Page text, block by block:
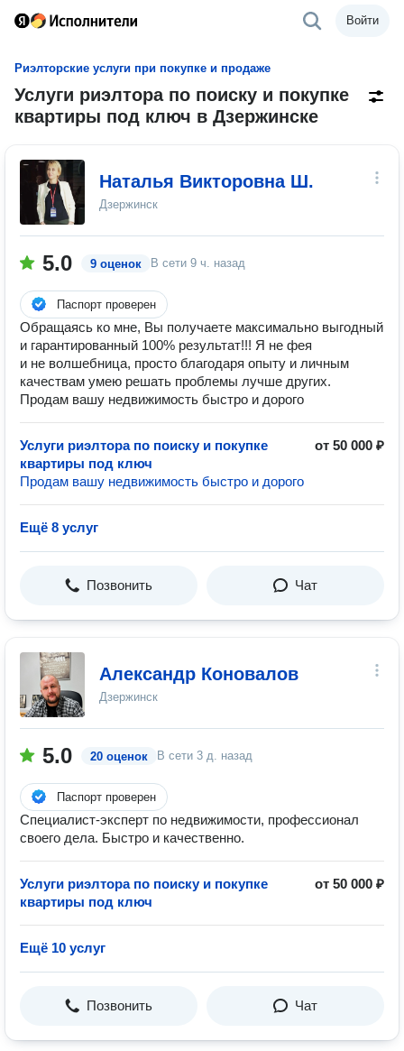
Войти
Риэлторские услуги при покупке и продаже
Услуги риэлтора по поиску и покупке
квартиры под ключ в Дзержинске
Наталья Викторовна Ш.
Дзержинск
5.0 9 оценок В сети 9 ч. назад
Паспорт проверен
Обращаясь ко мне, Вы получаете максимально выгодный
и гарантированный 100% результат!!! Я не фея
и не волшебница, просто благодаря опыту и личным
качествам умею решать проблемы лучше других.
Продам вашу недвижимость быстро и дорого
Услуги риэлтора по поиску и покупке
квартиры под ключ
от 50 000 ₽
Продам вашу недвижимость быстро и дорого
Ещё 8 услуг
Позвонить Чат
Александр Коновалов
Дзержинск
5.0 20 оценок В сети 3 д. назад
Паспорт проверен
Специалист-эксперт по недвижимости, профессионал
своего дела. Быстро и качественно.
Услуги риэлтора по поиску и покупке
квартиры под ключ
от 50 000 ₽
Ещё 10 услуг
Позвонить Чат